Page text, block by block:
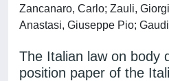
Zancanaro, Carlo; Zauli,
Anastasi, Giuseppe Pio;
The Italian law on body
position paper of the